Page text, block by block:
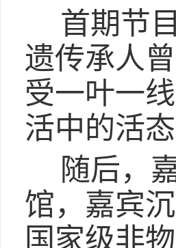
首期节
遗传承人
受一叶一
活中的活态
随后，
馆，嘉宾
国家级非